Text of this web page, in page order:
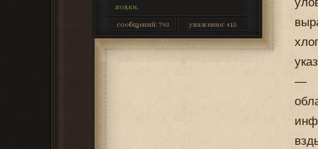
лодки.
сообщений:793 уважение: +15
—